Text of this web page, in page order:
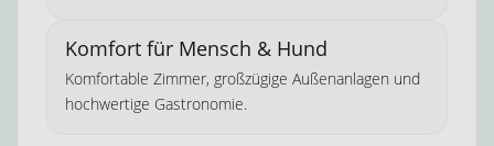
Komfort für Mensch & Hund
Komfortable Zimmer, großzügige Außenanlagen und
hochwertige Gastronomie.